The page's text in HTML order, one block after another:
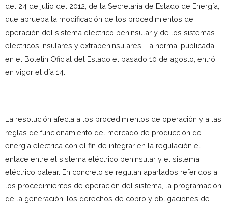
del 24 de julio del 2012, de la Secretaría de Estado de Energía,
que aprueba la modificación de los procedimientos de
operación del sistema eléctrico peninsular y de los sistemas
eléctricos insulares y extrapeninsulares. La norma, publicada
en el Boletín Oficial del Estado el pasado 10 de agosto, entró
en vigor el día 14.
La resolución afecta a los procedimientos de operación y a las
reglas de funcionamiento del mercado de producción de
energía eléctrica con el fin de integrar en la regulación el
enlace entre el sistema eléctrico peninsular y el sistema
eléctrico balear. En concreto se regulan apartados referidos a
los procedimientos de operación del sistema, la programación
de la generación, los derechos de cobro y obligaciones de